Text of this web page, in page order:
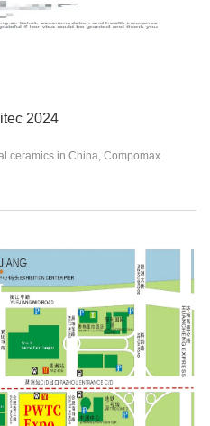
2024
ceramics in China, Compomax